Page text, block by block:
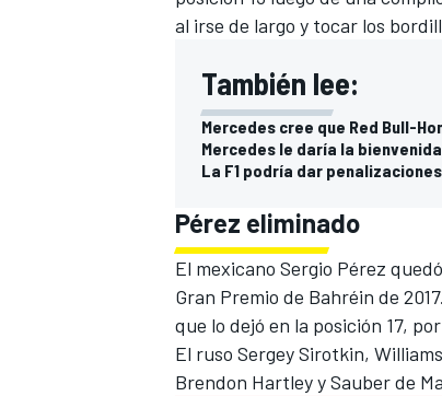
al irse de largo y tocar los
También lee:
Mercedes cree que Red Bull-
Mercedes le daría la
La F1 podría dar
Pérez eliminado
El mexicano Sergio Pérez
Gran Premio de Bahréin de
que lo dejó en la posición 17,
El ruso Sergey Sirotkin,
Brendon Hartley y Sauber de